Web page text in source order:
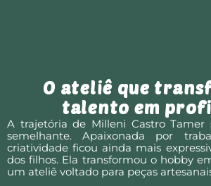
O ateliê que
talento em
A trajetória de Milleni Castro Tamer
semelhante. Apaixonada por
criatividade ficou ainda mais
dos filhos. Ela transformou o hobby
um ateliê voltado para peças